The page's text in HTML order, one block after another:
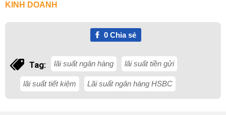
KINH DOANH
0Chia sẻ
Tag: lãi suất ngân hàng lãi suất tiền gửi
lãi suất tiết kiệm Lãi suất ngân hàng HSBC